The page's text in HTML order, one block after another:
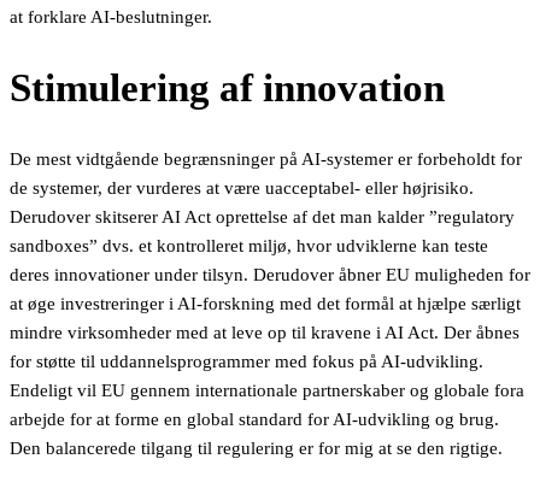
at forklare AI-beslutninger.
Stimulering af innovation
De mest vidtgående begrænsninger på AI-systemer er forbeholdt for
de systemer, der vurderes at være uacceptabel- eller højrisiko.
Derudover skitserer AI Act oprettelse af det man kalder ”regulatory
sandboxes” dvs. et kontrolleret miljø, hvor udviklerne kan teste
deres innovationer under tilsyn. Derudover åbner EU muligheden for
at øge investreringer i AI-forskning med det formål at hjælpe særligt
mindre virksomheder med at leve op til kravene i AI Act. Der åbnes
for støtte til uddannelsprogrammer med fokus på AI-udvikling.
Endeligt vil EU gennem internationale partnerskaber og globale fora
arbejde for at forme en global standard for AI-udvikling og brug.
Den balancerede tilgang til regulering er for mig at se den rigtige.